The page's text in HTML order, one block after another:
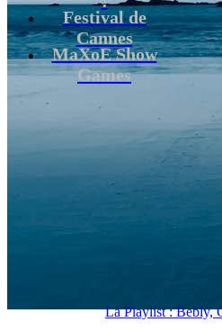
Festival de
Cannes
MaXoE Show
Games
La Playlist : Bebly,